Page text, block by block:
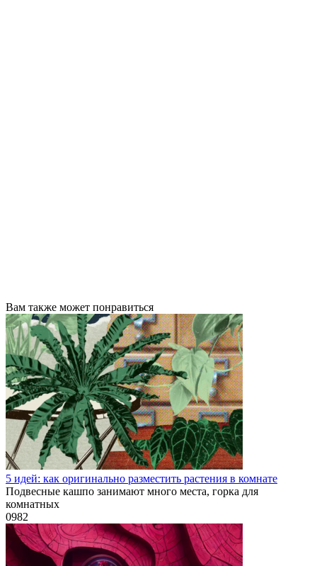
Вам также может понравиться
5 идей: как оригинально разместить растения в комнате
Подвесные кашпо занимают много места, горка для
комнатных
0982